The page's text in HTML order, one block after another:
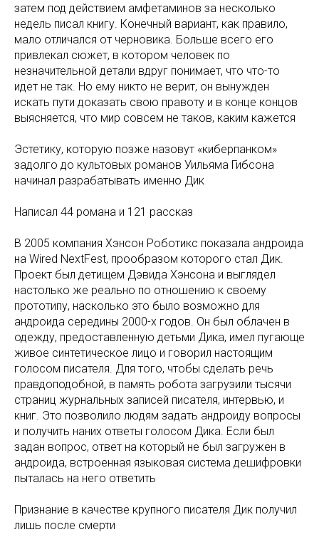
затем под действием амфетаминов за несколько
недель писал книгу. Конечный вариант, как правило,
мало отличался от черновика. Больше всего его
привлекал сюжет, в котором человек по
незначительной детали вдруг понимает, что что-то
идет не так. Но ему никто не верит, он вынужден
искать пути доказать свою правоту и в конце концов
выясняется, что мир совсем не таков, каким кажется
Эстетику, которую позже назовут «киберпанком»
задолго до культовых романов Уильяма Гибсона
начинал разрабатывать именно Дик
Написал 44 романа и 121 рассказ
В 2005 компания Хэнсон Роботикс показала андроида
на Wired NextFest, прообразом которого стал Дик.
Проект был детищем Дэвида Хэнсона и выглядел
настолько же реально по отношению к своему
прототипу, насколько это было возможно для
андроида середины 2000-х годов. Он был облачен в
одежду, предоставленную детьми Дика, имел пугающе
живое синтетическое лицо и говорил настоящим
голосом писателя. Для того, чтобы сделать речь
правдоподобной, в память робота загрузили тысячи
страниц журнальных записей писателя, интервью, и
книг. Это позволило людям задать андроиду вопросы
и получить наних ответы голосом Дика. Если был
задан вопрос, ответ на который не был загружен в
андроида, встроенная языковая система дешифровки
пыталась на него ответить
Признание в качестве крупного писателя Дик получил
лишь после смерти